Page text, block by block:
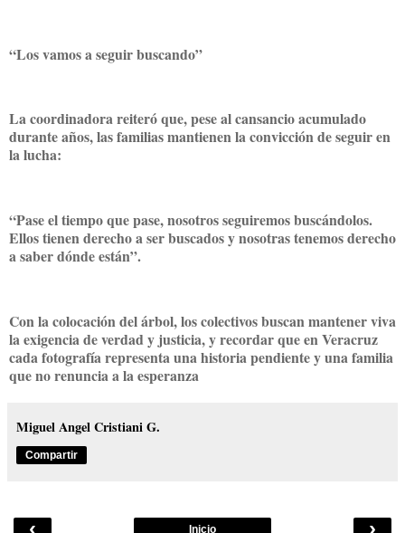
“Los vamos a seguir buscando”
La coordinadora reiteró que, pese al cansancio acumulado
durante años, las familias mantienen la convicción de seguir en
la lucha:
“Pase el tiempo que pase, nosotros seguiremos buscándolos.
Ellos tienen derecho a ser buscados y nosotras tenemos derecho
a saber dónde están”.
Con la colocación del árbol, los colectivos buscan mantener viva
la exigencia de verdad y justicia, y recordar que en Veracruz
cada fotografía representa una historia pendiente y una familia
que no renuncia a la esperanza
Miguel Angel Cristiani G.
Compartir
‹ ›
Inicio